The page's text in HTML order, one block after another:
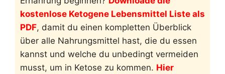
kostenlose Ketogene Lebensmittel Liste als
PDF, damit du einen kompletten Überblick
über alle Nahrungsmittel hast, die du essen
kannst und welche du unbedingt vermeiden
musst, um in Ketose zu kommen. Hier